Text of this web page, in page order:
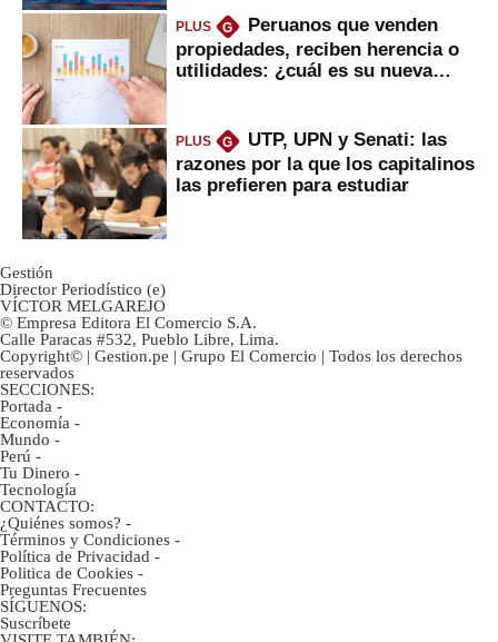
PLUS G
Peruanos que venden
propiedades, reciben herencia o
utilidades: ¿cuál es su nueva
PLUS G
UTP, UPN y Senati: las
razones por la que los capitalinos
las prefieren para estudiar
Gestión
Director Periodístico (e)
VÍCTOR MELGAREJO
© Empresa Editora El Comercio S.A.
Calle Paracas #532, Pueblo Libre, Lima.
Copyright© | Gestion.pe | Grupo El Comercio | Todos los derechos
reservados
SECCIONES:
Portada -
Economía -
Mundo -
Perú -
Tu Dinero -
Tecnología
CONTACTO:
¿Quiénes somos? -
Términos y Condiciones -
Política de Privacidad -
Politica de Cookies -
Preguntas Frecuentes
SÍGUENOS:
Suscríbete